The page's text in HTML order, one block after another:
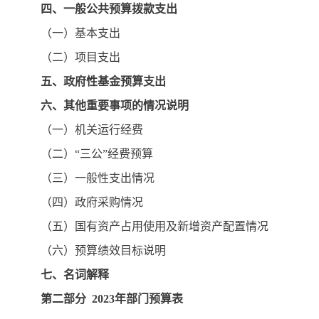
四、一般公共预算拨款支出
（一）基本支出
（二）项目支出
五、政府性基金预算支出
六、其他重要事项的情况说明
（一）机关运行经费
（二） “三公”经费预算
（三）一般性支出情况
（四）政府采购情况
（五）国有资产占用使用及新增资产配置情况
（六）预算绩效目标说明
七、名词解释
第二部分2023年部门预算表